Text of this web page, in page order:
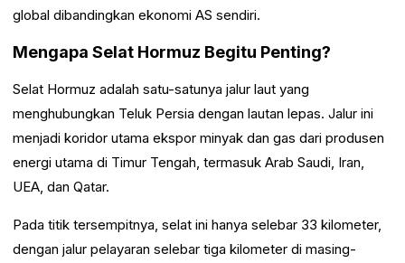
global dibandingkan ekonomi AS sendiri.
Mengapa Selat Hormuz Begitu Penting?
Selat Hormuz adalah satu-satunya jalur laut yang
menghubungkan Teluk Persia dengan lautan lepas. Jalur ini
menjadi koridor utama ekspor minyak dan gas dari produsen
energi utama di Timur Tengah, termasuk Arab Saudi, Iran,
UEA, dan Qatar.
Pada titik tersempitnya, selat ini hanya selebar 33 kilometer,
dengan jalur pelayaran selebar tiga kilometer di masing-